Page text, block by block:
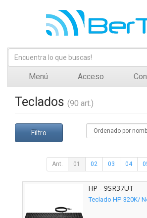
Menú Acceso
Teclados (90 art.)
Filtro
Ant. 01 02 03 04
HP - 9SR37UT
Teclado HP 320K/